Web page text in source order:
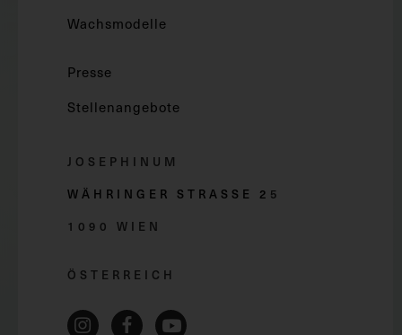
Wachsmodelle
Presse
Stellenangebote
JOSEPHINUM
WÄHRINGER STRASSE 2 5
1090 WIEN
ÖSTERREICH